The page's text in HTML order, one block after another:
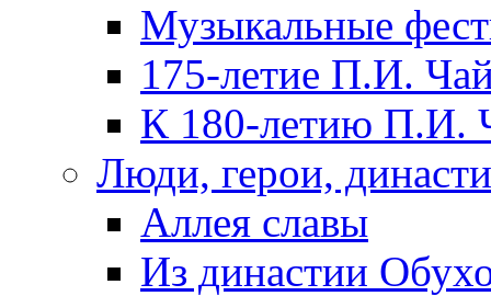
Музыкальные
175-летие П.И.
К 180-летию П.И.
Люди, герои,
Аллея славы
Из династии